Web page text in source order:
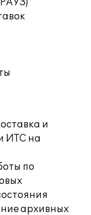
и
ИТС на
по
архивных